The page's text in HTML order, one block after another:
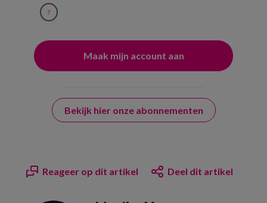
?
Bekijk hier onze abonnementen
Reageer op dit artikel Deel dit artikel